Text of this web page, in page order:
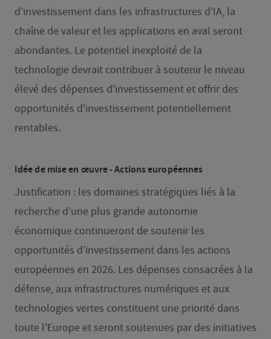
d’investissement dans les infrastructures d’IA, la
chaîne de valeur et les applications en aval seront
abondantes. Le potentiel inexploité de la
technologie devrait contribuer à soutenir le niveau
élevé des dépenses d'investissement et offrir des
opportunités d'investissement potentiellement
rentables.
Idée de mise en œuvre - Actions européennes
Justification : les domaines stratégiques liés à la
recherche d’une plus grande autonomie
économique continueront de soutenir les
opportunités d’investissement dans les actions
européennes en 2026. Les dépenses consacrées à la
défense, aux infrastructures numériques et aux
technologies vertes constituent une priorité dans
toute l'Europe et seront soutenues par des initiatives